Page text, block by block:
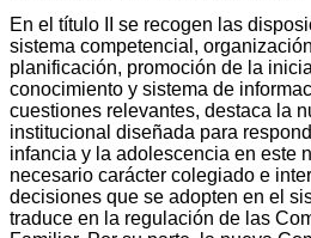
En el título II se recogen las
sistema competencial,
planificación, promoción de la
conocimiento y sistema de
cuestiones relevantes, destaca la
institucional diseñada para
infancia y la adolescencia en este
necesario carácter colegiado e
decisiones que se adopten en el
traduce en la regulación de las